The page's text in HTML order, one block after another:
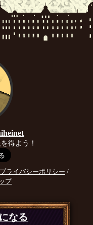
得よう！
ライバシーポリシー /
プ
なる